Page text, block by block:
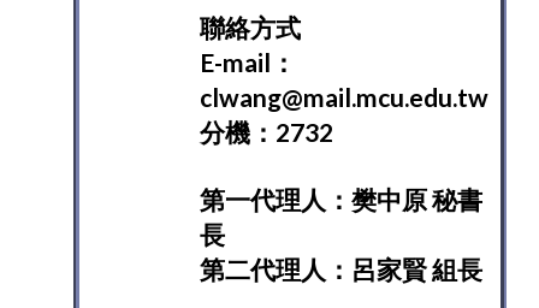
聯絡方式
E-mail：
clwang@mail.mcu.edu.tw
分機：2732
第一代理人： 樊中原 秘書
長
第二代理人： 呂家賢 組長